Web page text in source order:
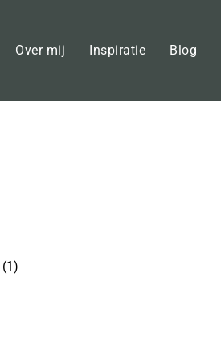
Over mij Inspiratie Blog
(1)